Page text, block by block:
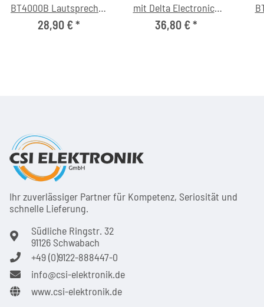
BT4000B Lautsprecher
(12V/4.0A, 5.5/2.1mm,
28,90 €*
mit Delta Electronics
ADP-45CB / REV.F (DC-
36,80 €*
Ihr zuver­läs­siger Partner für Kom­pe­tenz, Seri­osi­tät und
schnel­le Lie­ferung.
Südliche Ringstr. 32
91126 Schwabach
+49 (0)9122-888447-0
info@csi-elektronik.de
www.csi-elektronik.de